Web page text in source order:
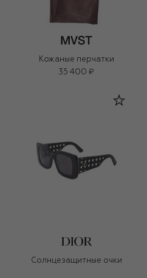
Кожаные перчатки
35 400 ₽
Солнцезащитные очки